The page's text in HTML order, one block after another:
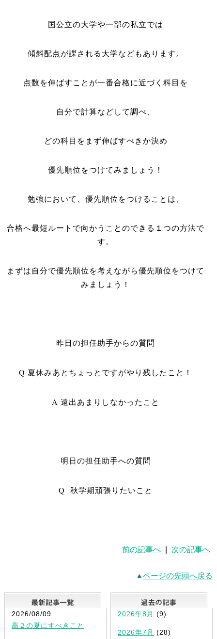
国公立の大学や一部の私立では
傾斜配点が課される大学などもあります。
点数を伸ばすことが一番合格に近づく科目を
自分で計算などして調べ、
どの科目をまず伸ばすべきか決め
優先順位をつけてみましょう！
勉強において、優先順位をつけることは、
合格へ最短ルートで向かうことのできる１つの方法で
す。
まずは自分で優先順位を考えながら優先順位をつけて
みましょう！
昨日の担任助手からの質問
Q 夏休みあとちょっとですがやり残したこと！
A 遠出あまりしなかったこと
明日の担任助手への質問
Q 秋学期頑張りたいこと
前の記事へ 次の記事へ
ページの先頭へ戻る
最新記事一覧
2026/08/09
高２の夏にすべきこと
2026年8月 (9)
2026年7月 (28)